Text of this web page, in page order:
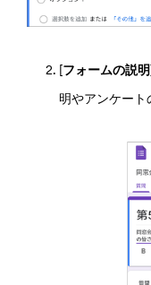
[フォームの説明
明やアンケー